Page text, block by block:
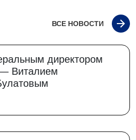
ВСЕ НОВОСТИ
директором
Виталием